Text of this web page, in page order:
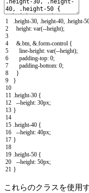
1
2
3
4
5
6
7
8
9
10
11
12
13
14
15
16
17
18
19
20
21
.height-30, .height-40, .height-
height: var(--height);
&.btn, &.form-control {
line-height: var(--height);
padding-top: 0;
padding-bottom: 0;
}
}
.height-30 {
--height: 30px;
}
.height-40 {
--height: 40px;
}
.height-50 {
--height: 50px;
}
これらのクラスを使用